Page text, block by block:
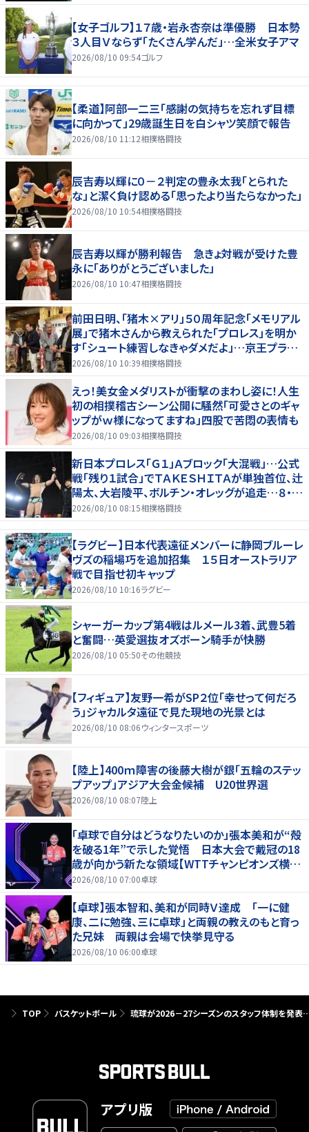
【女子ゴルフ】１７歳・岩永杏奈は準優勝 日本勢
３人目Ｖならず「たくさん学んだ」…全米女子アマ
2026/08/10 09:54ゴルフ
【柔道】阿部一二三「感謝の気持ちを忘れず目標
に向かって」29歳誕生日を白シャツ笑顔で報告
2026/08/10 11:12相撲格闘技
辰吉寿以輝に０－２判定の豊永太我「とられた
な」と潔く負け認める「思ったより当たらなかった」
2026/08/10 10:54相撲格闘技
辰吉寿以輝が勝利報告 急きょ対戦が受けた豊
永に「ありがとうございました」
2026/08/10 10:47相撲格闘技
前田日明、「猪木×アリ」５０周年記念「メモリアル
展」で猪木さんから教えられた「プロレス」を明か
す「シュート練習しなきゃダメだよ」…京王プラザ
ホテルで３１日まで
2026/08/10 10:39相撲格闘技
えっ！美女金メダリストが衝撃のまわし姿に！人生
初の相撲稽古シーン公開に騒然「可愛さとのギャ
ップがｗ様になってますね」四股で苦悶の表情も
2026/08/10 09:03相撲格闘技
新日本プロレス「Ｇ１」Ａブロック「大混戦」…公式
戦「残り１試合」でＴＡＫＥＳＨＩＴＡが単独首位、辻
陽太、大岩陵平、ボルチン・オレッグが追走…８・９
群馬全成績
2026/08/10 08:15相撲格闘技
【ラグビー】日本代表遠征メンバーに静岡ブルーレ
ヴズの稲場巧を追加招集 １５日オーストラリア
戦で目指せ初キャップ
2026/08/10 10:16ラグビー
シャーガーカップ第4戦はルメール3着、武豊5着
と奮闘…英愛選抜オズボーン騎手が快勝
2026/08/10 05:50その他競技
【フィギュア】友野一希がSP２位「幸せって何だろ
う」ジャカルタ遠征で見た現地の光景とは
2026/08/10 08:06ウィンタースポーツ
【陸上】400ｍ障害の後藤大樹が銀「五輪のステッ
プアップ」アジア大会金候補 U20世界選
2026/08/10 08:07陸上
「卓球で自分はどうなりたいのか」張本美和が“殻
を破る1年”で示した覚悟 日本大会で戴冠の18
歳が向かう新たな領域【WTTチャンピオンズ横浜
2026】
2026/08/10 07:00卓球
【卓球】張本智和、美和が同時Ｖ達成 「一に健
康、二に勉強、三に卓球」と両親の教えのもと育っ
た兄妹 両親は会場で快挙見守る
2026/08/10 06:00卓球
TOP バスケットボール 琉球が2026－27シーズンのスタッフ体制を発
アプリ版